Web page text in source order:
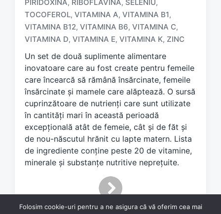
g
g
e
d
i
t
h
PIRIDOXINA, RIBOFLAVINĂ, SELENIU,
TOCOFEROL, VITAMINA A, VITAMINA B1,
VITAMINA B12, VITAMINA B6, VITAMINA C,
VITAMINA D, VITAMINA E, VITAMINA K, ZINC
Un set de două suplimente alimentare
inovatoare care au fost create pentru femeile
care încearcă să rămână însărcinate, femeile
însărcinate și mamele care alăptează. O sursă
cuprinzătoare de nutrienți care sunt utilizate
în cantități mari în această perioadă
excepțională atât de femeie, cât și de făt și
de nou-născutul hrănit cu lapte matern. Lista
de ingrediente conține peste 20 de vitamine,
minerale și substanțe nutritive neprețuite.
Folosim cookie-uri pentru a ne asigura că vă oferim cea mai